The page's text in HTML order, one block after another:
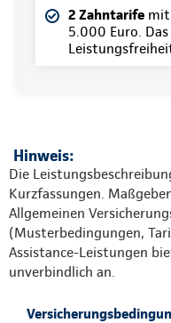
2 Zahntarife
5.000 Euro.
Hinweis:
Die
Kurzfassungen.
Allgemeinen
(Musterbedingungen,
Assistance-Leistungen
unverbindlich an.